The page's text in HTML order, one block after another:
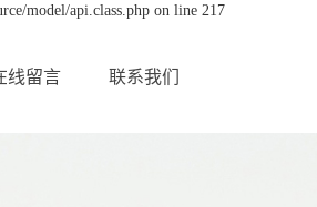
model/api.class.php on line 217
线留言 联系我们